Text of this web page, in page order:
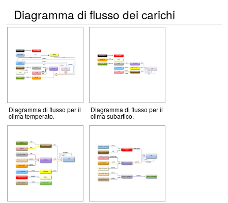
Diagramma di flusso dei carichi
Diagramma di flusso per il
clima temperato.
Diagramma di flusso per il
clima subartico.